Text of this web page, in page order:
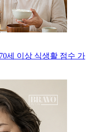
세 이상 식생활 점수 가